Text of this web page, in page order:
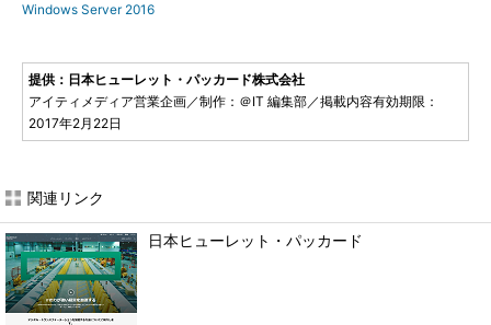
Windows Server 2016
提供：日本ヒューレット・パッカード株式会社
アイティメディア営業企画／制作：＠IT 編集部／掲載内容有効期限：
2017年2月22日
関連リンク
日本ヒューレット・パッカード